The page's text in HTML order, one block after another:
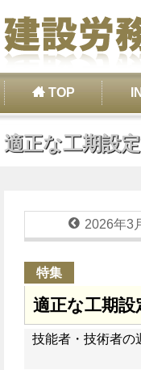
TOP
適正な工期設
2026年3
特集
適正な工期
技能者・技術者